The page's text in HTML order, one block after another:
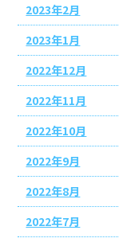
2023年2月
2023年1月
2022年12月
2022年11月
2022年10月
2022年9月
2022年8月
2022年7月